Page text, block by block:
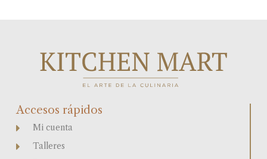
Accesos rápidos
Mi cuenta
Talleres